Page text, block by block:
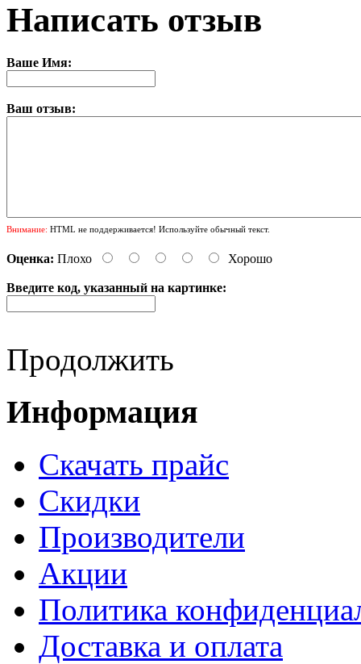
Написать отзыв
Ваше Имя:
Ваш отзыв:
Внимание: HTML не поддерживается! Используйте обычный текст.
Оценка: Плохо Хорошо
Введите код, указанный на картинке:
Продолжить
Информация
Cкачать прайс
Скидки
Производители
Акции
Политика
Доставка и оплата